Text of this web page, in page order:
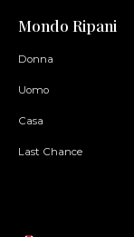
Mondo Ripani
Donna
Uomo
Casa
Last Chance